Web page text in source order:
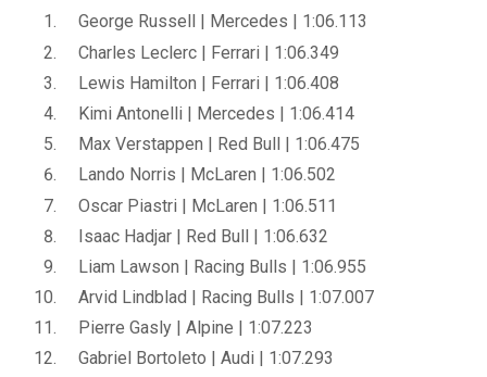
George Russell | Mercedes | 1:06.113
Charles Leclerc | Ferrari | 1:06.349
Lewis Hamilton | Ferrari | 1:06.408
Kimi Antonelli | Mercedes | 1:06.414
Max Verstappen | Red Bull | 1:06.475
Lando Norris | McLaren | 1:06.502
Oscar Piastri | McLaren | 1:06.511
Isaac Hadjar | Red Bull | 1:06.632
Liam Lawson | Racing Bulls | 1:06.955
Arvid Lindblad | Racing Bulls | 1:07.007
Pierre Gasly | Alpine | 1:07.223
Gabriel Bortoleto | Audi | 1:07.293